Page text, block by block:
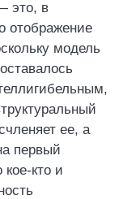
это, в
отображение
модель
ее, а
первый
кое-кто и